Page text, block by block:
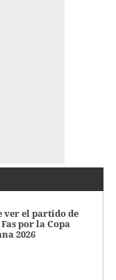
ver el partido de
por la Copa
2026